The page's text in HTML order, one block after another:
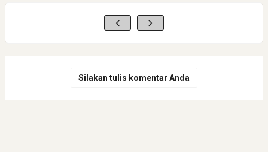
Silakan tulis komentar Anda